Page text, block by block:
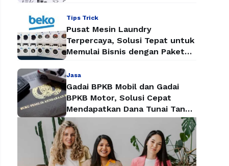
Tips Trick
Pusat Mesin Laundry
Terpercaya, Solusi Tepat untuk
Memulai Bisnis dengan Paket
Jasa
Gadai BPKB Mobil dan Gadai
BPKB Motor, Solusi Cepat
Mendapatkan Dana Tunai Tanpa
Kehilangan Kendaraan